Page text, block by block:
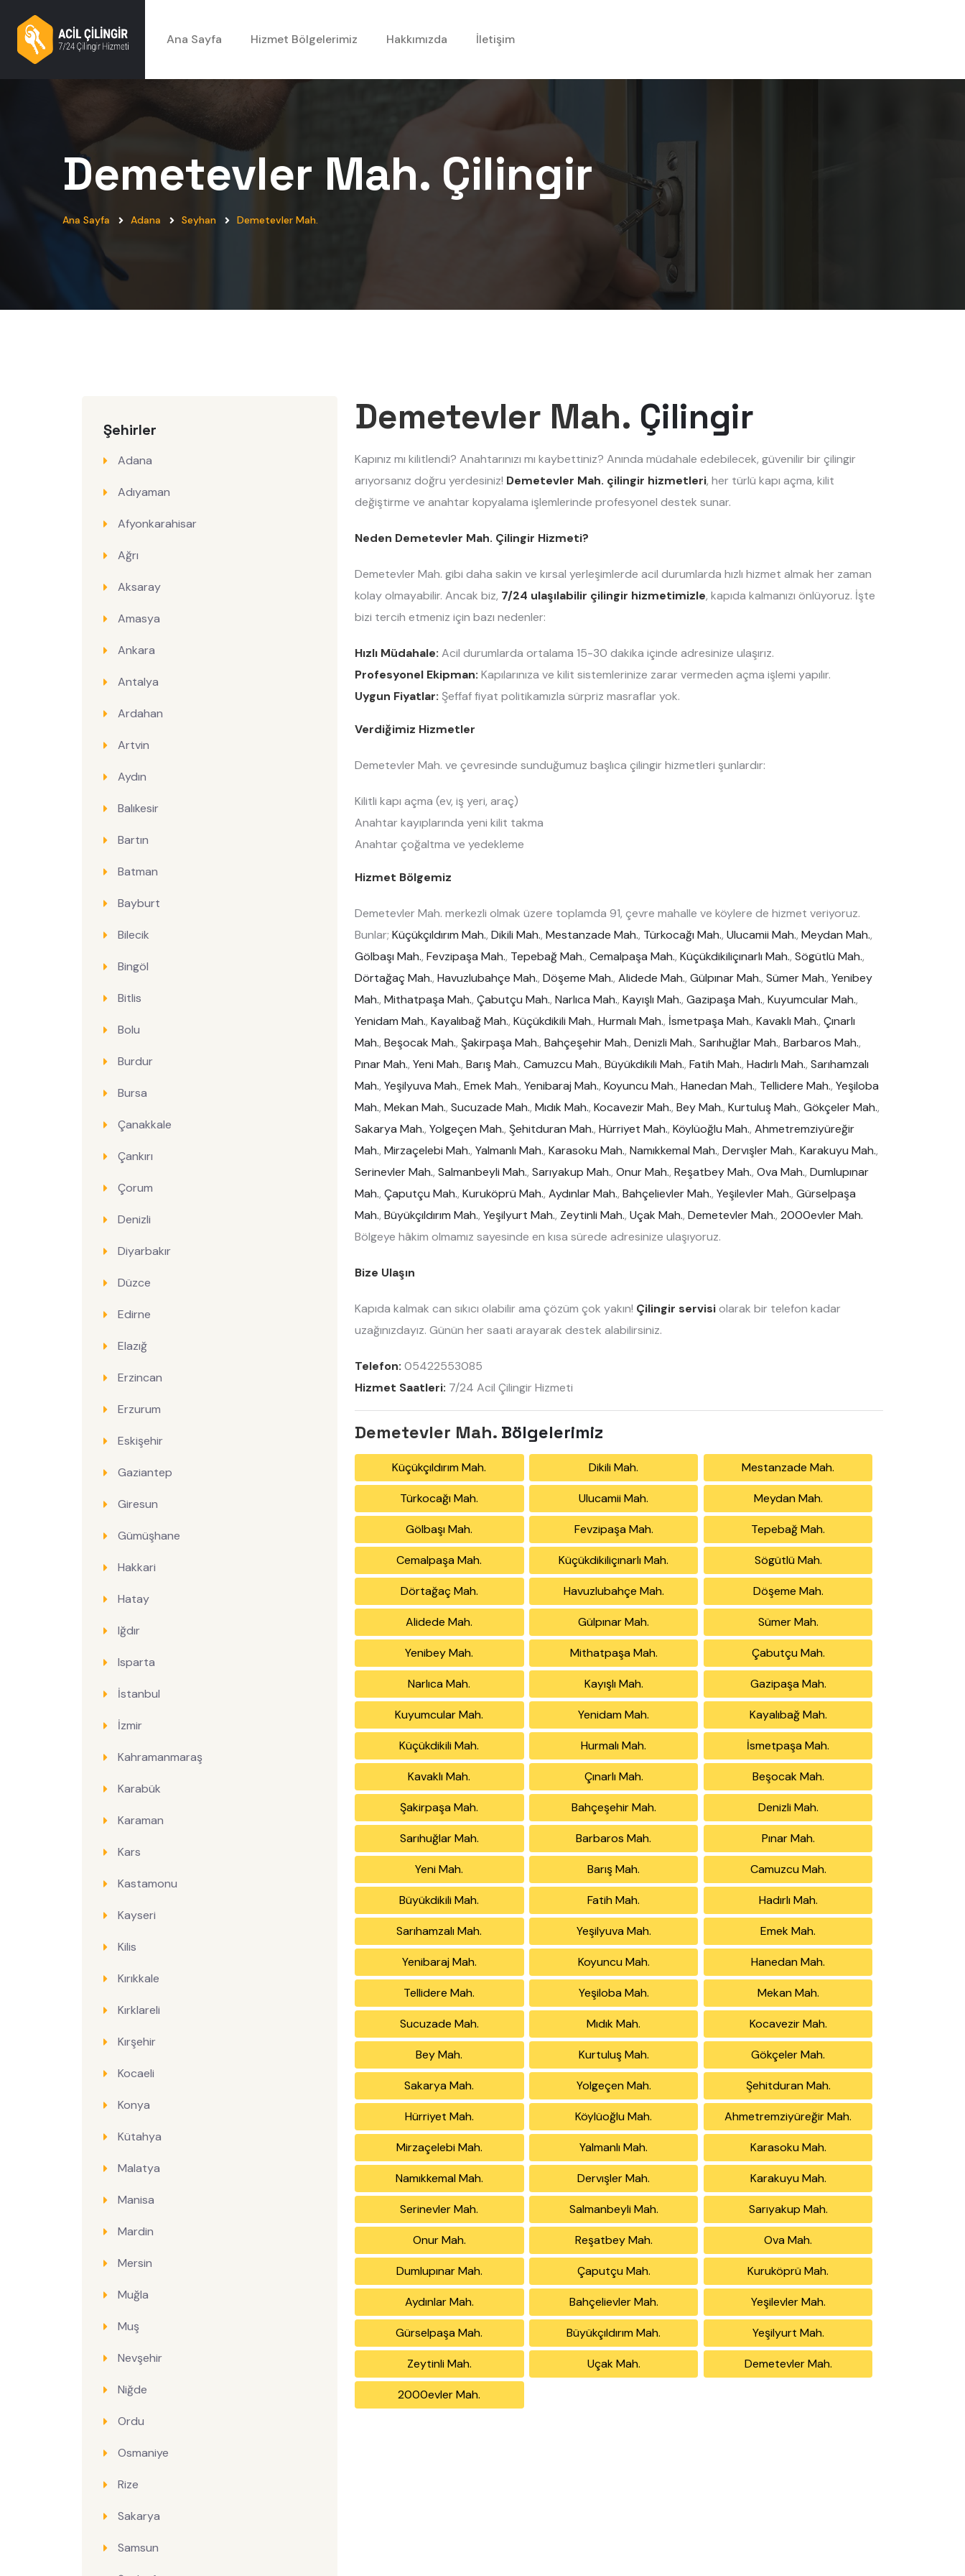
Ana Sayfa Hizmet Bölgelerimiz Hakkımızda İletişim
Demetevler Mah. Çilingir
Ana Sayfa Adana Seyhan Demetevler Mah.
Şehirler
Adana
Adıyaman
Afyonkarahisar
Ağrı
Aksaray
Amasya
Ankara
Antalya
Ardahan
Artvin
Aydın
Balıkesir
Bartın
Batman
Bayburt
Bilecik
Bingöl
Bitlis
Bolu
Burdur
Bursa
Çanakkale
Çankırı
Çorum
Denizli
Diyarbakır
Düzce
Edirne
Elazığ
Erzincan
Erzurum
Eskişehir
Gaziantep
Giresun
Gümüşhane
Hakkari
Hatay
Iğdır
Isparta
İstanbul
İzmir
Kahramanmaraş
Karabük
Karaman
Kars
Kastamonu
Kayseri
Kilis
Kırıkkale
Kırklareli
Kırşehir
Kocaeli
Konya
Kütahya
Malatya
Manisa
Mardin
Mersin
Muğla
Muş
Nevşehir
Niğde
Ordu
Osmaniye
Rize
Sakarya
Samsun
Demetevler Mah. Çilingir
Kapınız mı kilitlendi? Anahtarınızı mı kaybettiniz? Anında müdahale edebilecek, güvenilir bir çilingir
arıyorsanız doğru yerdesiniz! Demetevler Mah. çilingir hizmetleri, her türlü kapı açma, kilit
değiştirme ve anahtar kopyalama işlemlerinde profesyonel destek sunar.
Neden Demetevler Mah. Çilingir Hizmeti?
Demetevler Mah. gibi daha sakin ve kırsal yerleşimlerde acil durumlarda hızlı hizmet almak her zaman
kolay olmayabilir. Ancak biz, 7/24 ulaşılabilir çilingir hizmetimizle, kapıda kalmanızı önlüyoruz. İşte
bizi tercih etmeniz için bazı nedenler:
Hızlı Müdahale: Acil durumlarda ortalama 15-30 dakika içinde adresinize ulaşırız.
Profesyonel Ekipman: Kapılarınıza ve kilit sistemlerinize zarar vermeden açma işlemi yapılır.
Uygun Fiyatlar: Şeffaf fiyat politikamızla sürpriz masraflar yok.
Verdiğimiz Hizmetler
Demetevler Mah. ve çevresinde sunduğumuz başlıca çilingir hizmetleri şunlardır:
Kilitli kapı açma (ev, iş yeri, araç)
Anahtar kayıplarında yeni kilit takma
Anahtar çoğaltma ve yedekleme
Hizmet Bölgemiz
Demetevler Mah. merkezli olmak üzere toplamda 91, çevre mahalle ve köylere de hizmet veriyoruz.
Bunlar; Küçükçıldırım Mah., Dikili Mah., Mestanzade Mah., Türkocağı Mah., Ulucamii Mah., Meydan Mah.,
Gölbaşı Mah., Fevzipaşa Mah., Tepebağ Mah., Cemalpaşa Mah., Küçükdikiliçınarlı Mah., Sögütlü Mah.,
Dörtağaç Mah., Havuzlubahçe Mah., Döşeme Mah., Alidede Mah., Gülpınar Mah., Sümer Mah., Yenibey
Mah., Mithatpaşa Mah., Çabutçu Mah., Narlıca Mah., Kayışlı Mah., Gazipaşa Mah., Kuyumcular Mah.,
Yenidam Mah., Kayalıbağ Mah., Küçükdikili Mah., Hurmalı Mah., İsmetpaşa Mah., Kavaklı Mah., Çınarlı
Mah., Beşocak Mah., Şakirpaşa Mah., Bahçeşehir Mah., Denizli Mah., Sarıhuğlar Mah., Barbaros Mah.,
Pınar Mah., Yeni Mah., Barış Mah., Camuzcu Mah., Büyükdikili Mah., Fatih Mah., Hadırlı Mah., Sarıhamzalı
Mah., Yeşilyuva Mah., Emek Mah., Yenibaraj Mah., Koyuncu Mah., Hanedan Mah., Tellidere Mah., Yeşiloba
Mah., Mekan Mah., Sucuzade Mah., Mıdık Mah., Kocavezir Mah., Bey Mah., Kurtuluş Mah., Gökçeler Mah.,
Sakarya Mah., Yolgeçen Mah., Şehitduran Mah., Hürriyet Mah., Köylüoğlu Mah., Ahmetremziyüreğir
Mah., Mirzaçelebi Mah., Yalmanlı Mah., Karasoku Mah., Namıkkemal Mah., Dervışler Mah., Karakuyu Mah.,
Serinevler Mah., Salmanbeyli Mah., Sarıyakup Mah., Onur Mah., Reşatbey Mah., Ova Mah., Dumlupınar
Mah., Çaputçu Mah., Kuruköprü Mah., Aydınlar Mah., Bahçelievler Mah., Yeşilevler Mah., Gürselpaşa
Mah., Büyükçıldırım Mah., Yeşilyurt Mah., Zeytinli Mah., Uçak Mah., Demetevler Mah., 2000evler Mah.
Bölgeye hâkim olmamız sayesinde en kısa sürede adresinize ulaşıyoruz.
Bize Ulaşın
Kapıda kalmak can sıkıcı olabilir ama çözüm çok yakın! Çilingir servisiolarak bir telefon kadar
uzağınızdayız. Günün her saati arayarak destek alabilirsiniz.
Telefon: 05422553085
Hizmet Saatleri: 7/24 Acil Çilingir Hizmeti
Demetevler Mah. Bölgelerimiz
Küçükçıldırım Mah. Dikili Mah. Mestanzade Mah.
Türkocağı Mah. Ulucamii Mah. Meydan Mah.
Gölbaşı Mah. Fevzipaşa Mah. Tepebağ Mah.
Cemalpaşa Mah. Küçükdikiliçınarlı Mah. Sögütlü Mah.
Dörtağaç Mah. Havuzlubahçe Mah. Döşeme Mah.
Alidede Mah. Gülpınar Mah. Sümer Mah.
Yenibey Mah. Mithatpaşa Mah. Çabutçu Mah.
Narlıca Mah. Kayışlı Mah. Gazipaşa Mah.
Kuyumcular Mah. Yenidam Mah. Kayalıbağ Mah.
Küçükdikili Mah. Hurmalı Mah. İsmetpaşa Mah.
Kavaklı Mah. Çınarlı Mah. Beşocak Mah.
Şakirpaşa Mah. Bahçeşehir Mah. Denizli Mah.
Sarıhuğlar Mah. Barbaros Mah. Pınar Mah.
Yeni Mah. Barış Mah. Camuzcu Mah.
Büyükdikili Mah. Fatih Mah. Hadırlı Mah.
Sarıhamzalı Mah. Yeşilyuva Mah. Emek Mah.
Yenibaraj Mah. Koyuncu Mah. Hanedan Mah.
Tellidere Mah. Yeşiloba Mah. Mekan Mah.
Sucuzade Mah. Mıdık Mah. Kocavezir Mah.
Bey Mah. Kurtuluş Mah. Gökçeler Mah.
Sakarya Mah. Yolgeçen Mah. Şehitduran Mah.
Hürriyet Mah. Köylüoğlu Mah. Ahmetremziyüreğir Mah.
Mirzaçelebi Mah. Yalmanlı Mah. Karasoku Mah.
Namıkkemal Mah. Dervışler Mah. Karakuyu Mah.
Serinevler Mah. Salmanbeyli Mah. Sarıyakup Mah.
Onur Mah. Reşatbey Mah. Ova Mah.
Dumlupınar Mah. Çaputçu Mah. Kuruköprü Mah.
Aydınlar Mah. Bahçelievler Mah. Yeşilevler Mah.
Gürselpaşa Mah. Büyükçıldırım Mah. Yeşilyurt Mah.
Zeytinli Mah. Uçak Mah. Demetevler Mah.
2000evler Mah.